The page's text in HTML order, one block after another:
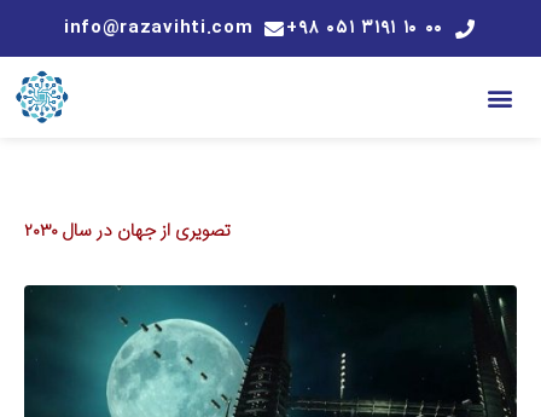
۰۰ ۱۰ ۳۱۹۱ ۰۵۱ ۹۸+ info@razavihti.com
تصویری از جهان در سال ۲۰۳۰